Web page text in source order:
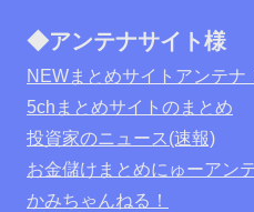
◆アンテナサイト様
NEWまとめサイトアンテナ
5chまとめサイトのまとめ
投資家のニュース(速報)
お金儲けまとめにゅーアン
かみちゃんねる！